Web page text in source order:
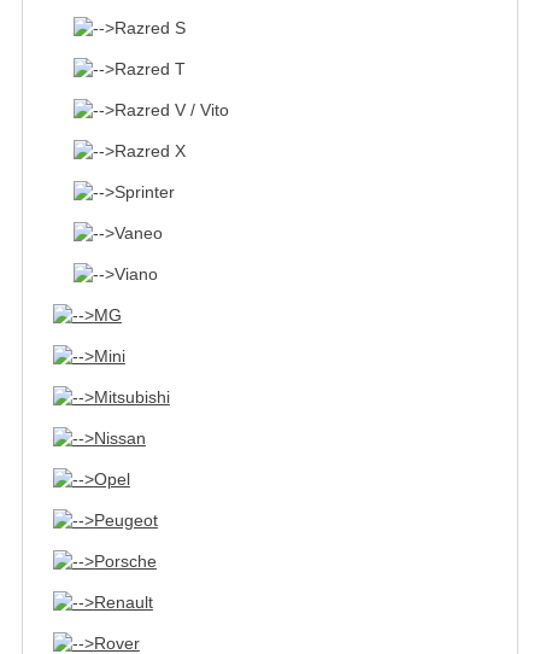
Razred S
Razred T
Razred V / Vito
Razred X
Sprinter
Vaneo
Viano
MG
Mini
Mitsubishi
Nissan
Opel
Peugeot
Porsche
Renault
Rover